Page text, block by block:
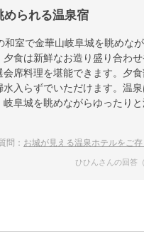
められる温泉宿
和室で金華山岐阜城を眺めな
夕食は新鮮なお造り盛り合わ
会席料理を堪能できます。夕
水入らずでいただけます。温
岐阜城を眺めながらゆったり
問： お城が見える温泉ホテルをご存じでし
ひひんさんの回答